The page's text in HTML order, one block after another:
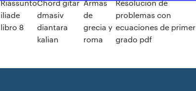
Riassunto
iliade
libro 8
Chord gitar
dmasiv
diantara
kalian
Armas
de
grecia y
roma
Resolucion de
problemas con
ecuaciones de primer
grado pdf